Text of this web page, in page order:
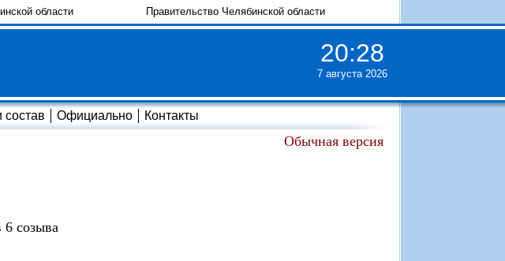
области Правительство Челябинской области
20:28
7 августа 2026
состав Официально Контакты
Обычная версия
6 созыва